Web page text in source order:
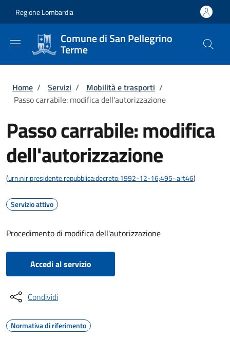
Regione Lombardia
Comune di San Pellegrino
Terme
Briciole di pane
Home / Servizi / Mobilità e trasporti /
Passo carrabile: modifica dell'autorizzazione
Passo carrabile: modifica
dell'autorizzazione
(urn:nir:presidente.repubblica:decreto:1992-12-16;495~art46)
Servizio attivo
Procedimento di modifica dell'autorizzazione
Accedi al servizio
Condividi
Normativa di riferimento